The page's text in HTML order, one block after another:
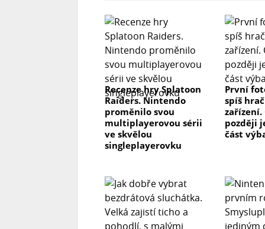
Recenze hry Splatoon
Raiders. Nintendo
proměnilo svou
multiplayerovou sérii
ve skvělou
singleplayerovku
První
spíš
zařízení.
později
část